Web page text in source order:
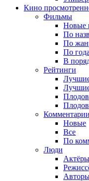
Кино
Фильмы
Новые
По
По
По
В
Рейтинги
Комментарии
Новые
Все
По
Люди
Актёры